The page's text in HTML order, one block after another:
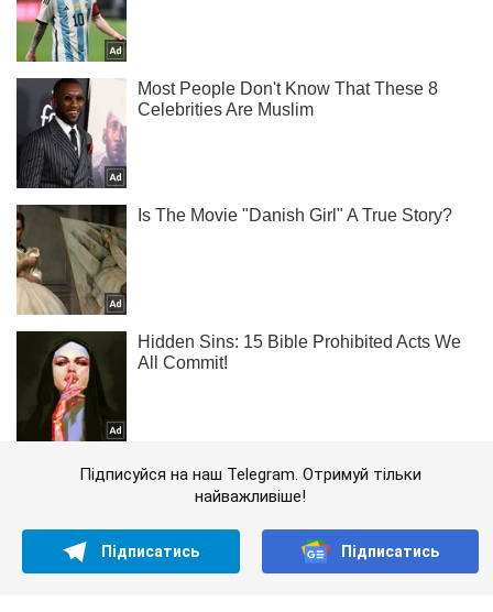
Підписуйся на наш Telegram. Отримуй тільки
найважливіше!
Підписатись Підписатись